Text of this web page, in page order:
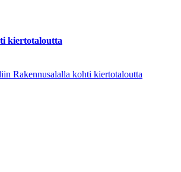
kiertotaloutta
Rakennusalalla kohti kiertotaloutta